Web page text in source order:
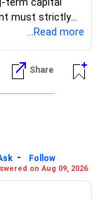
must strictly
or into specified
cost will
Accordingly
tax-tools
...Read more
Share
-
Follow
on Aug 09, 2026